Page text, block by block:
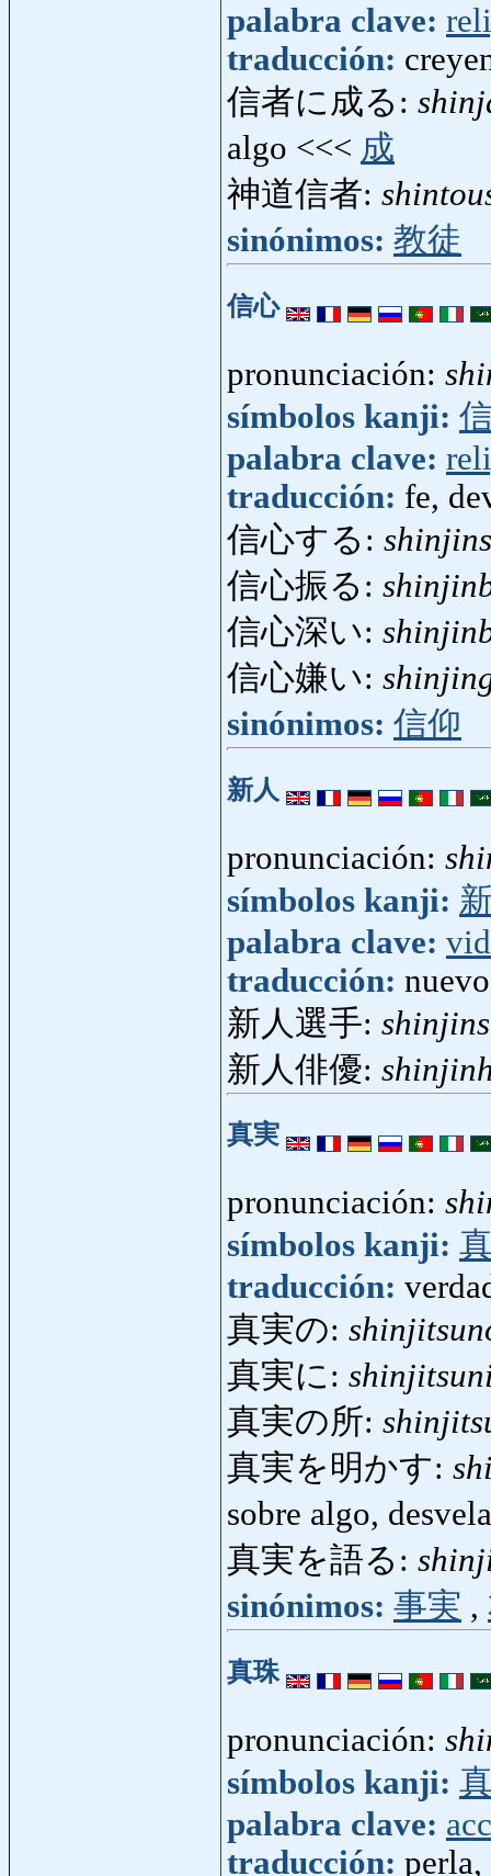
palabra clave:
traducción:
信者に成る:
algo <<< 成
神道信者:
sinónimos: 教徒
信心
pronunciación:
símbolos kanji:
palabra clave:
traducción: fe,
信心する:
信心振る:
信心深い:
信心嫌い:
sinónimos: 信仰
新人
pronunciación:
símbolos kanji:
palabra clave:
traducción:
新人選手:
新人俳優:
真実
pronunciación:
símbolos kanji:
traducción:
真実の:
真実に:
真実の所:
真実を明かす:
sobre algo,
真実を語る:
sinónimos: 事実 ,
真珠
pronunciación:
símbolos kanji:
palabra clave:
traducción: